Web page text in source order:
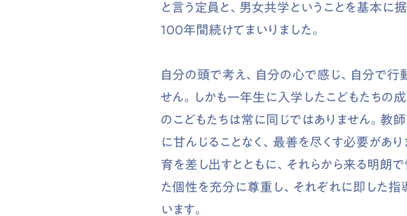
と言う定員と、男女共学ということを基本に
100年間続けてまいりました。
自分の頭で考え、自分の心で感じ、自分で行
せん。しかも一年生に入学したこどもたちの
のこどもたちは常に同じではありません。教
に甘んじることなく、最善を尽くす必要があ
育を差し出すとともに、それらから来る明朗
た個性を充分に尊重し、それぞれに即した
います。